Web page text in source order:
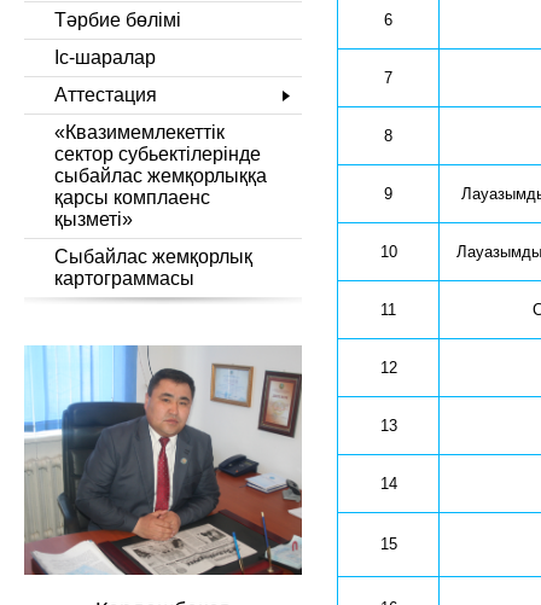
Тәрбие бөлімі
Іс-шаралар
Аттестация
«Квазимемлекеттік
сектор субьектілерінде
сыбайлас жемқорлыққа
қарсы комплаенс
қызметі»
Сыбайлас жемқорлық
картограммасы
6
7
8
9
10 Лауазымды
11
12
13
14
15